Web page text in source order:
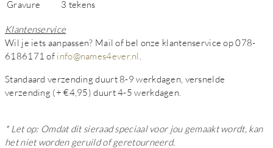
Gravure
3 tekens
Klantenservice
Wil je iets aanpassen? Mail of bel onze klantenservice op 078-
6186171 of info@names4ever.nl
Standaard verzending duurt 8-9 werkdagen, versnelde
verzending (+ €4,95) duurt 4-5 werkdagen.
* Let op: Omdat dit sieraad speciaal voor jou gemaakt wordt, kan
het niet worden geruild of geretourneerd.